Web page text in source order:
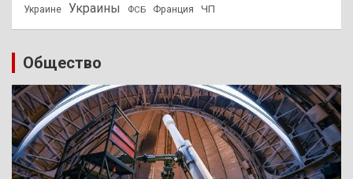
Украине Украины ФСБ Франция ЧП
Общество